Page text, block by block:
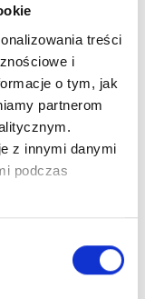
treści
i
o tym, jak
partnerom
z innymi danymi
podczas
w